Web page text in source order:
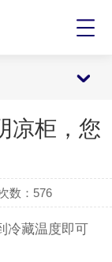
凉柜，您
数： 576
冷藏温度即可